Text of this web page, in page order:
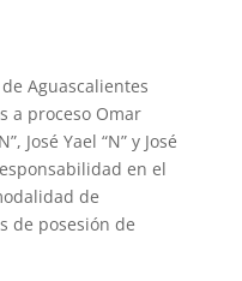
Aguascalientes
a proceso Omar
José Yael “N” y José
en el
de
de posesión de